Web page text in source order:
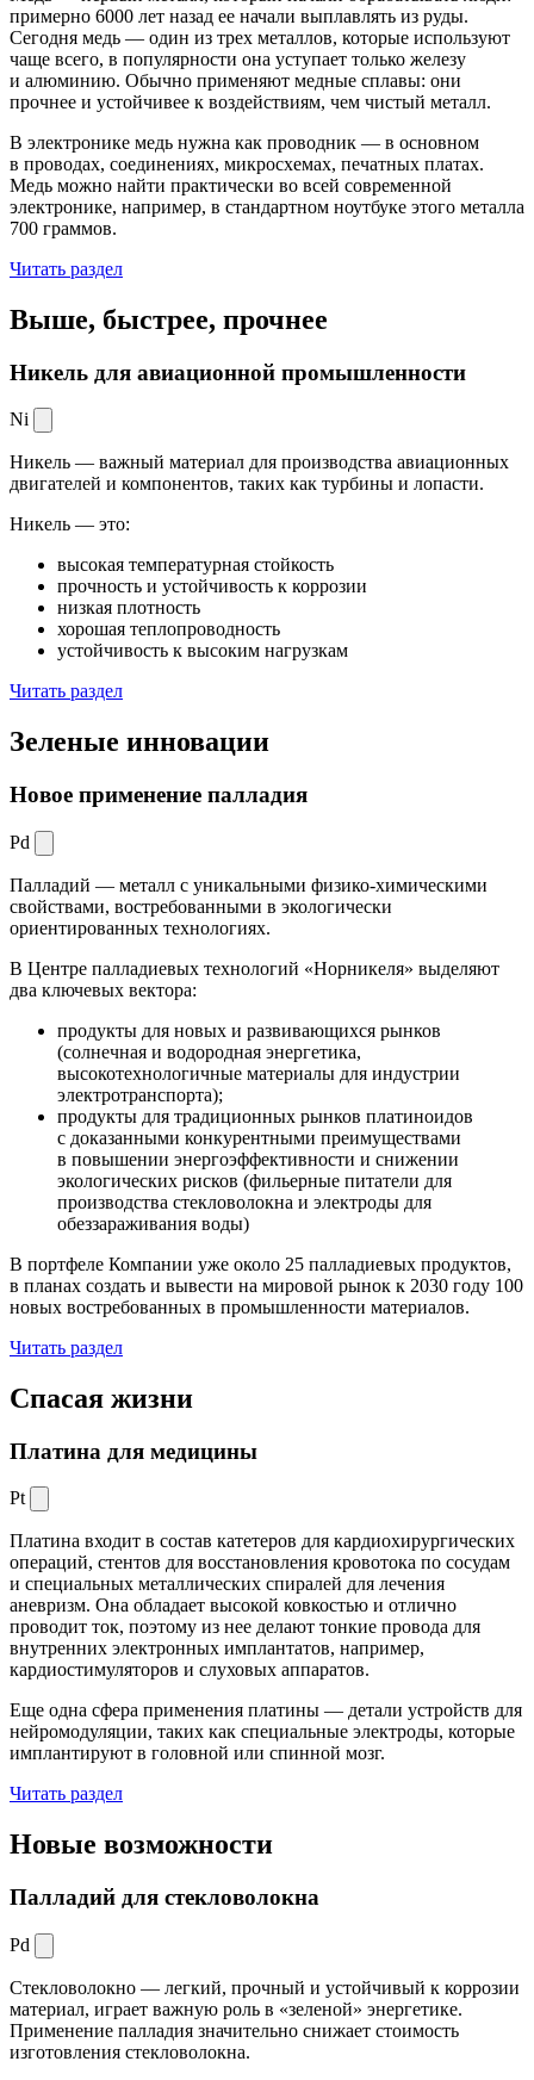
примерно 6000 лет назад ее начали выплавлять из руды.
Сегодня медь — один из трех металлов, которые используют
чаще всего, в популярности она уступает только железу
и алюминию. Обычно применяют медные сплавы: они
прочнее и устойчивее к воздействиям, чем чистый металл.
В электронике медь нужна как проводник — в основном
в проводах, соединениях, микросхемах, печатных платах.
Медь можно найти практически во всей современной
электронике, например, в стандартном ноутбуке этого металла
700 граммов.
Читать раздел
Выше, быстрее, прочнее
Никель для авиационной промышленности
Ni
Никель — важный материал для производства авиационных
двигателей и компонентов, таких как турбины и лопасти.
Никель — это:
высокая температурная стойкость
прочность и устойчивость к коррозии
низкая плотность
хорошая теплопроводность
устойчивость к высоким нагрузкам
Читать раздел
Зеленые инновации
Новое применение палладия
Pd
Палладий — металл с уникальными физико-химическими
свойствами, востребованными в экологически
ориентированных технологиях.
В Центре палладиевых технологий «Норникеля» выделяют
два ключевых вектора:
продукты для новых и развивающихся рынков
(солнечная и водородная энергетика,
высокотехнологичные материалы для индустрии
электротранспорта);
продукты для традиционных рынков платиноидов
с доказанными конкурентными преимуществами
в повышении энергоэффективности и снижении
экологических рисков (фильерные питатели для
производства стекловолокна и электроды для
обеззараживания воды)
В портфеле Компании уже около 25 палладиевых продуктов,
в планах создать и вывести на мировой рынок к 2030 году 100
новых востребованных в промышленности материалов.
Читать раздел
Спасая жизни
Платина для медицины
Pt
Платина входит в состав катетеров для кардиохирургических
операций, стентов для восстановления кровотока по сосудам
и специальных металлических спиралей для лечения
аневризм. Она обладает высокой ковкостью и отлично
проводит ток, поэтому из нее делают тонкие провода для
внутренних электронных имплантатов, например,
кардиостимуляторов и слуховых аппаратов.
Еще одна сфера применения платины — детали устройств для
нейромодуляции, таких как специальные электроды, которые
имплантируют в головной или спинной мозг.
Читать раздел
Новые возможности
Палладий для стекловолокна
Pd
Стекловолокно — легкий, прочный и устойчивый к коррозии
материал, играет важную роль в «зеленой» энергетике.
Применение палладия значительно снижает стоимость
изготовления стекловолокна.